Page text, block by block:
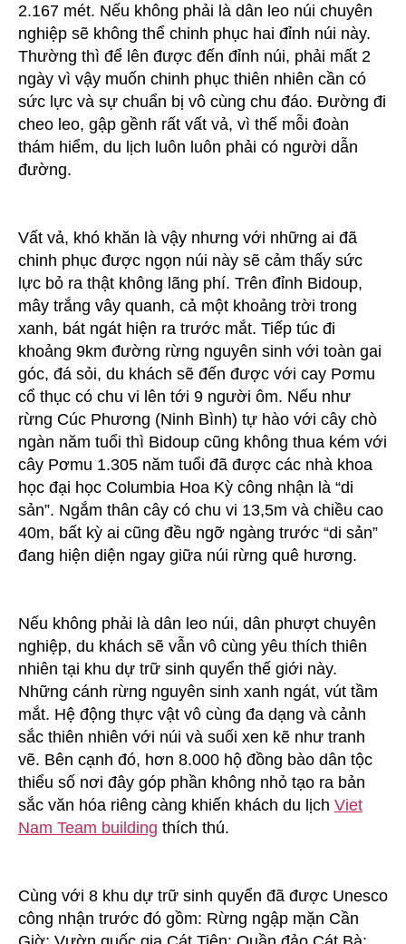
2.167 mét. Nếu không phải là dân leo núi chuyên
nghiệp sẽ không thể chinh phục hai đỉnh núi này.
Thường thì để lên được đến đỉnh núi, phải mất 2
ngày vì vậy muốn chinh phục thiên nhiên cần có
sức lực và sự chuẩn bị vô cùng chu đáo. Đường đi
cheo leo, gập gềnh rất vất vả, vì thế mỗi đoàn
thám hiểm, du lịch luôn luôn phải có người dẫn
đường.
Vất vả, khó khăn là vậy nhưng với những ai đã
chinh phục được ngọn núi này sẽ cảm thấy sức
lực bỏ ra thật không lãng phí. Trên đỉnh Bidoup,
mây trắng vây quanh, cả một khoảng trời trong
xanh, bát ngát hiện ra trước mắt. Tiếp túc đi
khoảng 9km đường rừng nguyên sinh với toàn gai
góc, đá sỏi, du khách sẽ đến được với cay Pơmu
cổ thục có chu vi lên tới 9 người ôm. Nếu như
rừng Cúc Phương (Ninh Bình) tự hào với cây chò
ngàn năm tuổi thì Bidoup cũng không thua kém với
cây Pơmu 1.305 năm tuổi đã được các nhà khoa
học đại học Columbia Hoa Kỳ công nhận là “di
sản”. Ngắm thân cây có chu vi 13,5m và chiều cao
40m, bất kỳ ai cũng đều ngỡ ngàng trước “di sản”
đang hiện diện ngay giữa núi rừng quê hương.
Nếu không phải là dân leo núi, dân phượt chuyên
nghiệp, du khách sẽ vẫn vô cùng yêu thích thiên
nhiên tại khu dự trữ sinh quyển thế giới này.
Những cánh rừng nguyên sinh xanh ngát, vút tầm
mắt. Hệ động thực vật vô cùng đa dạng và cảnh
sắc thiên nhiên với núi và suối xen kẽ như tranh
vẽ. Bên cạnh đó, hơn 8.000 hộ đồng bào dân tộc
thiểu số nơi đây góp phần không nhỏ tạo ra bản
sắc văn hóa riêng càng khiến khách du lịch Viet
Nam Team building thích thú.
Cùng với 8 khu dự trữ sinh quyển đã được Unesco
công nhận trước đó gồm: Rừng ngập mặn Cần